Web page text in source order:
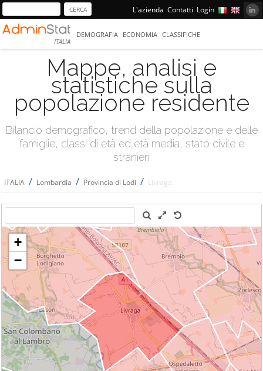
L'azienda Contatti Login
ITALIA
DEMOGRAFIA ECONOMIA CLASSIFICHE
Mappe, analisi e
statistiche sulla
popolazione residente
Bilancio demografico, trend della popolazione e delle
famiglie, classi di età ed età media, stato civile e
stranieri
ITALIA / Lombardia / Provincia di Lodi / Livraga